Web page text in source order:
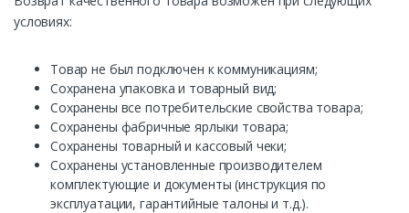
условиях:
Товар не был подключен к коммуникациям;
Сохранена упаковка и товарный вид;
Сохранены все потребительские свойства товара;
Сохранены фабричные ярлыки товара;
Сохранены товарный и кассовый чеки;
Сохранены установленные производителем
комплектующие и документы (инструкция по
эксплуатации, гарантийные талоны и т.д.).